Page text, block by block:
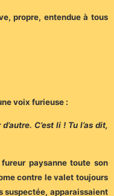
propre, entendue à tous
voix furieuse :
C’est li ! Tu l’as dit,
paysanne toute son
contre le valet toujours
suspectée, apparaissaient